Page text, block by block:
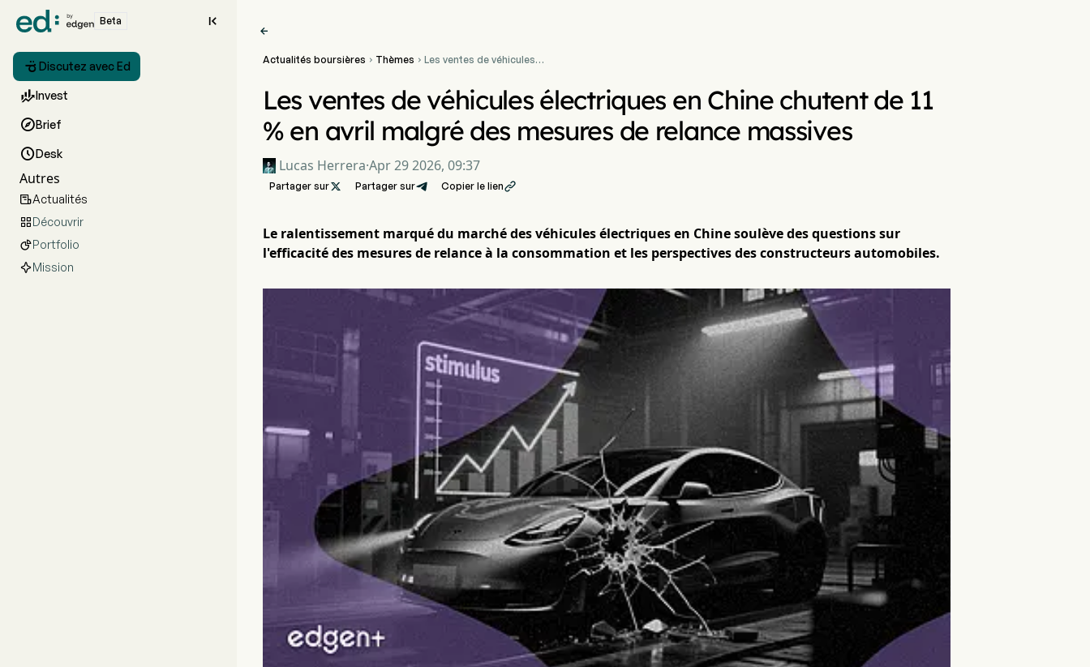
Beta 
 Discutez avec Ed
Invest
Brief
Desk
Autres
Actualités
Découvrir
Portfolio
Mission

Actualités boursières  Thèmes  Les ventes de véhicules
malgré des mesures de
relance massives
Les ventes de véhicules électriques en Chine chutent de 11
% en avril malgré des mesures de relance massives
Lucas Herrera·Apr 29 2026, 09:37
Partager sur Partager sur Copier le lien
Le ralentissement marqué du marché des véhicules électriques en Chine soulève des questions sur
l'efficacité des mesures de relance à la consommation et les perspectives des constructeurs automobiles.